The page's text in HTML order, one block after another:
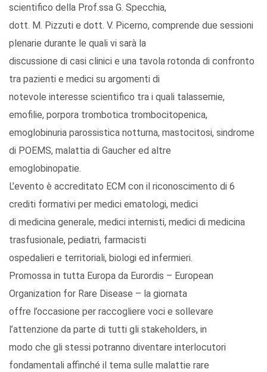
scientifico della Prof.ssa G. Specchia,
dott. M. Pizzuti e dott. V. Picerno, comprende due sessioni
plenarie durante le quali vi sarà la
discussione di casi clinici e una tavola rotonda di confronto
tra pazienti e medici su argomenti di
notevole interesse scientifico tra i quali talassemie,
emofilie, porpora trombotica trombocitopenica,
emoglobinuria parossistica notturna, mastocitosi, sindrome
di POEMS, malattia di Gaucher ed altre
emoglobinopatie.
L’evento è accreditato ECM con il riconoscimento di 6
crediti formativi per medici ematologi, medici
di medicina generale, medici internisti, medici di medicina
trasfusionale, pediatri, farmacisti
ospedalieri e territoriali, biologi ed infermieri.
Promossa in tutta Europa da Eurordis – European
Organization for Rare Disease – la giornata
offre l’occasione per raccogliere voci e sollevare
l’attenzione da parte di tutti gli stakeholders, in
modo che gli stessi potranno diventare interlocutori
fondamentali affinché il tema sulle malattie rare